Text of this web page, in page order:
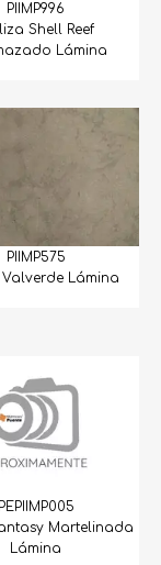
PIIMP996
Shell Reef
Lámina
PIIMP575
Lámina
PEPIIMP005
Martelinada
Lámina